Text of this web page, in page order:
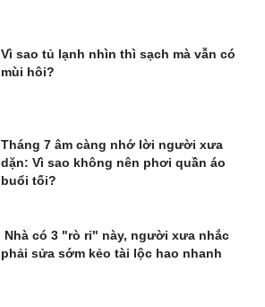
Vì sao tủ lạnh nhìn thì sạch mà vẫn có
mùi hôi?
Tháng 7 âm càng nhớ lời người xưa
dặn: Vì sao không nên phơi quần áo
buổi tối?
Nhà có 3 "rò rỉ" này, người xưa nhắc
phải sửa sớm kẻo tài lộc hao nhanh